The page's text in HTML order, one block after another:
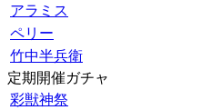
アラミス
ペリー
竹中半兵衛
定期開催ガチャ
彩獣神祭